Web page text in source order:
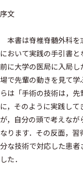
序文
本書は脊椎脊髄外科を
において実践の手引書
前に大学の医局に入局
場で先輩の動きを見て
らは「手術の技術は，
に，そのように実践し
が，自分の頭で考えな
なります．その反面，
分な技術で対応した患
した．
れます．手術適応の決